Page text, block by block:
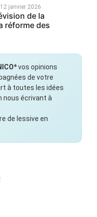
12 janvier 2026
de la
réforme des
vos opinions
de votre
à toutes les idées
nous écrivant à
de lessive en